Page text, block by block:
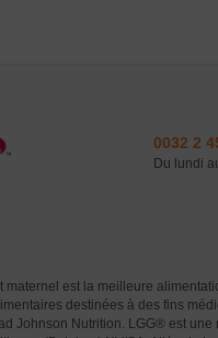
0032 2
Du lundi
maternel est la meilleure
destinées à des fins
Johnson Nutrition. LGG® est une